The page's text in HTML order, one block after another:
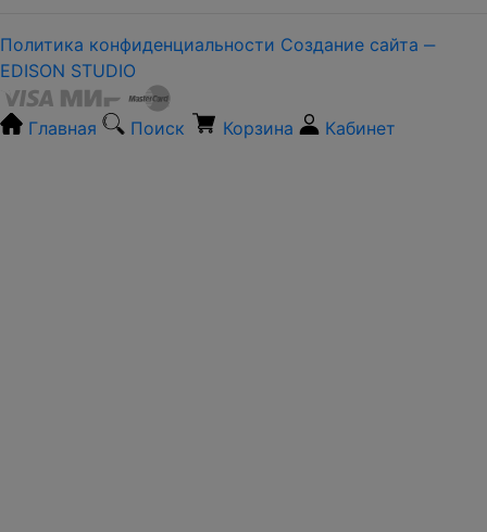
Политика конфиденциальности Создание сайта ‒
EDISON STUDIO
Главная Поиск Корзина Кабинет